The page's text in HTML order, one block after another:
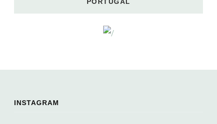
INSTAGRAM